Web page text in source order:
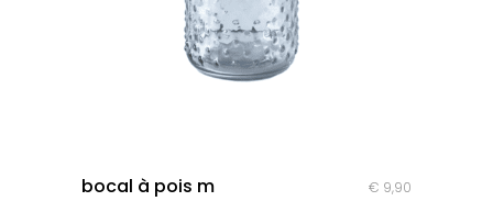
bocal à pois m € 9,90